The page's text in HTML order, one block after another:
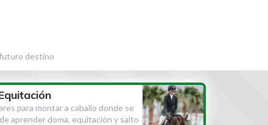
futuro destino
para montar a caballo donde se
aprender doma, equitación y salto